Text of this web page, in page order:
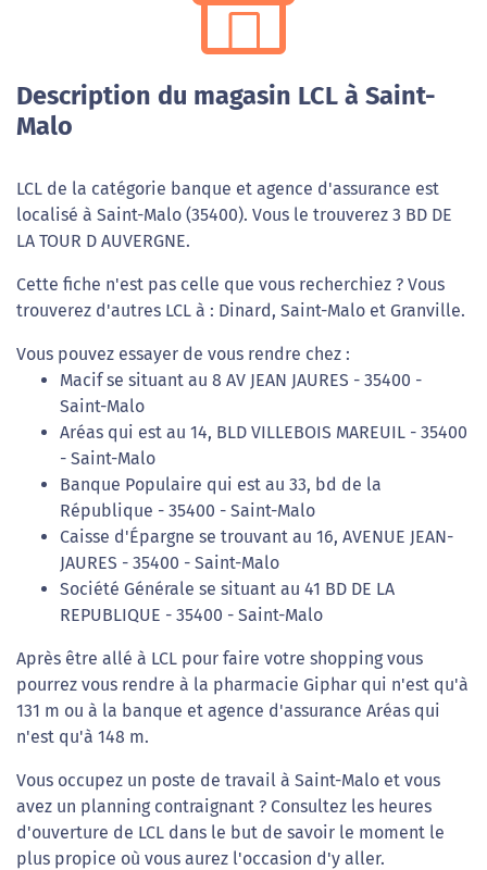
Description du magasin LCL à Saint-
Malo
LCL de la catégorie banque et agence d'assurance est
localisé à Saint-Malo (35400). Vous le trouverez 3 BD DE
LA TOUR D AUVERGNE.
Cette fiche n'est pas celle que vous recherchiez ? Vous
trouverez d'autres LCL à : Dinard, Saint-Malo et Granville.
Vous pouvez essayer de vous rendre chez :
Macif se situant au 8 AV JEAN JAURES - 35400 -
Saint-Malo
Aréas qui est au 14, BLD VILLEBOIS MAREUIL - 35400
- Saint-Malo
Banque Populaire qui est au 33, bd de la
République - 35400 - Saint-Malo
Caisse d'Épargne se trouvant au 16, AVENUE JEAN-
JAURES - 35400 - Saint-Malo
Société Générale se situant au 41 BD DE LA
REPUBLIQUE - 35400 - Saint-Malo
Après être allé à LCL pour faire votre shopping vous
pourrez vous rendre à la pharmacie Giphar qui n'est qu'à
131 m ou à la banque et agence d'assurance Aréas qui
n'est qu'à 148 m.
Vous occupez un poste de travail à Saint-Malo et vous
avez un planning contraignant ? Consultez les heures
d'ouverture de LCL dans le but de savoir le moment le
plus propice où vous aurez l'occasion d'y aller.